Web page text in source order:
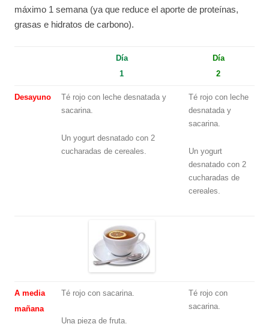
máximo 1 semana (ya que reduce el aporte de proteínas,
grasas e hidratos de carbono).
Día
1
Día
2
Desayuno
Té rojo con leche desnatada y
sacarina.
Un yogurt desnatado con 2
cucharadas de cereales.
Té rojo con leche
desnatada y
sacarina.
Un yogurt
desnatado con 2
cucharadas de
cereales.
A media
mañana
Té rojo con sacarina.
Una pieza de fruta.
Té rojo con
sacarina.